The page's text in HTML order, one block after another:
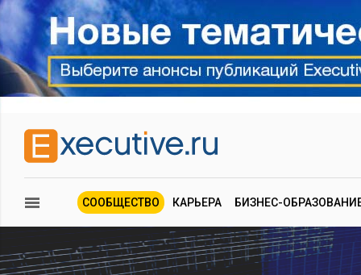
СООБЩЕСТВО КАРЬЕРА БИЗНЕС-